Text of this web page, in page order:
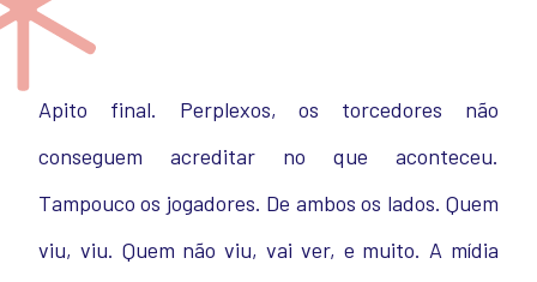
Apito final. Perplexos, os torcedores não
conseguem acreditar no que aconteceu.
Tampouco os jogadores. De ambos os lados. Quem
viu, viu. Quem não viu, vai ver, e muito. A mídia